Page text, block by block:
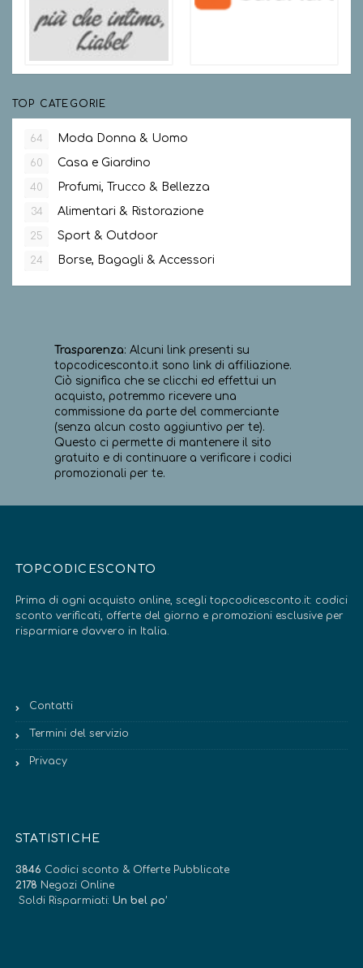
TOP CATEGORIE
64 Moda Donna & Uomo
60 Casa e Giardino
40 Profumi, Trucco & Bellezza
34 Alimentari & Ristorazione
25 Sport & Outdoor
24 Borse, Bagagli & Accessori
Trasparenza: Alcuni link presenti su
topcodicesconto.it sono link di affiliazione.
Ciò significa che se clicchi ed effettui un
acquisto, potremmo ricevere una
commissione da parte del commerciante
(senza alcun costo aggiuntivo per te).
Questo ci permette di mantenere il sito
gratuito e di continuare a verificare i codici
promozionali per te.
TOPCODICESCONTO
Prima di ogni acquisto online, scegli topcodicesconto.it: codici
sconto verificati, offerte del giorno e promozioni esclusive per
risparmiare davvero in Italia.
Contatti
Termini del servizio
Privacy
STATISTICHE
3846 Codici sconto & Offerte Pubblicate
2178 Negozi Online
Soldi Risparmiati: Un bel po’